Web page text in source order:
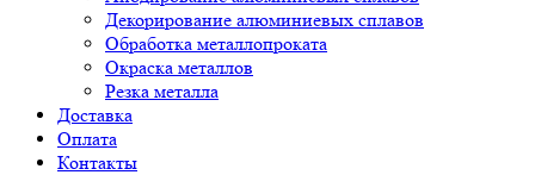
Декорирование алюминиевых сплавов
Обработка металлопроката
Окраска металлов
Резка металла
Доставка
Оплата
Контакты